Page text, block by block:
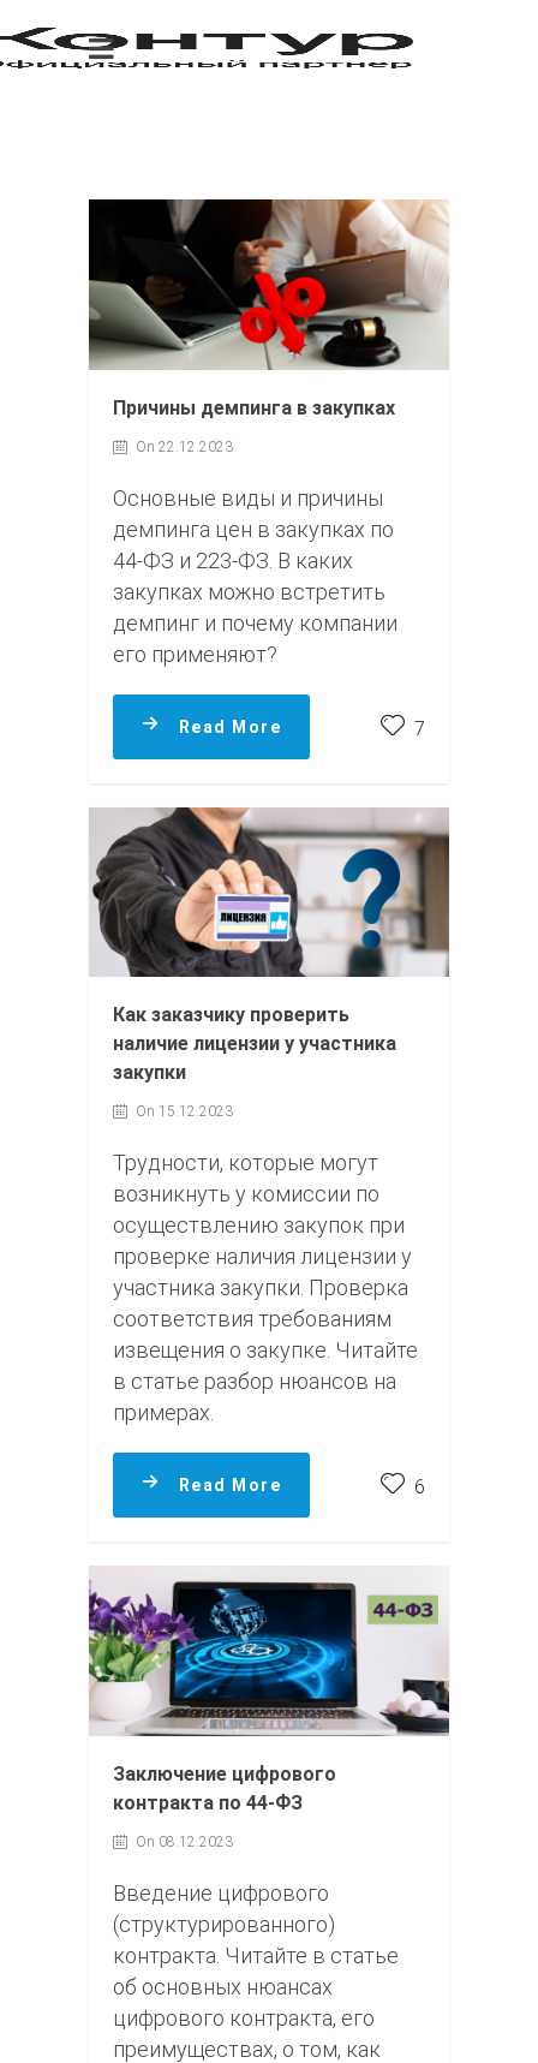
Причины демпинга в закупках
On 22.12.2023
Основные виды и причины
демпинга цен в закупках по
44-ФЗ и 223-ФЗ. В каких
закупках можно встретить
демпинг и почему компании
его применяют?
Read More 7
Как заказчику проверить
наличие лицензии у участника
закупки
On 15.12.2023
Трудности, которые могут
возникнуть у комиссии по
осуществлению закупок при
проверке наличия лицензии у
участника закупки. Проверка
соответствия требованиям
извещения о закупке. Читайте
в статье разбор нюансов на
примерах.
Read More 6
Заключение цифрового
контракта по 44-ФЗ
On 08.12.2023
Введение цифрового
(структурированного)
контракта. Читайте в статье
об основных нюансах
цифрового контракта, его
преимуществах, о том, как